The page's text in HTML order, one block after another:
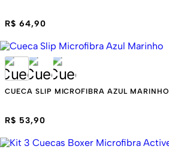
R$ 64,90
CUECA SLIP MICROFIBRA AZUL MARINHO
R$ 53,90